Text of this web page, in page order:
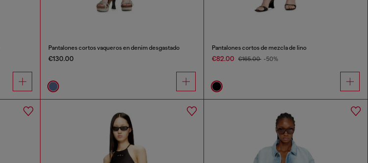
Pantalones cortos vaqueros en denim desgastado
€130.00
Pantalones cortos de mezcla de lino
€82.00 €165.00 -50%